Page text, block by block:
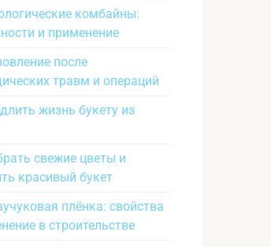
комбайны:
и применение
после
травм и операций
жизнь букету из
свежие цветы и
красивый букет
плёнка: свойства
в строительстве